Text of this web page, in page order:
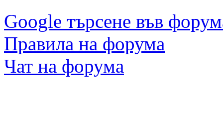
Google търсене във
Правила на форума
Чат на форума